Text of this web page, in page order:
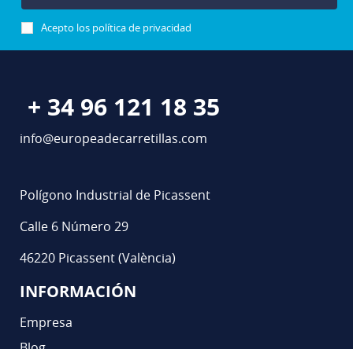
Acepto los política de privacidad
+ 34 96 121 18 35
info@europeadecarretillas.com
Polígono Industrial de Picassent
Calle 6 Número 29
46220 Picassent (València)
INFORMACIÓN
Empresa